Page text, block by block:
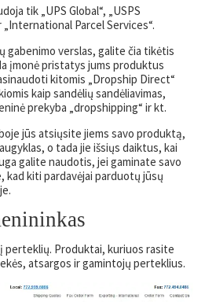
tik „UPS Global“, „USPS
Parcel Services“.
gabenimo verslas, galite čia tikėtis
įmonė pristatys jums produktus
kitomis „Dropship Direct“
kaip sandėlių sandėliavimas,
prekyba „dropshipping“ ir kt.
jūs atsiųsite jiems savo produktą,
o tada jie išsiųs daiktus, kai
galite naudotis, jei gaminate savo
kiti pardavėjai parduotų jūsų
perteklių. Produktai, kuriuos rasite
atsargos ir gamintojų perteklius.